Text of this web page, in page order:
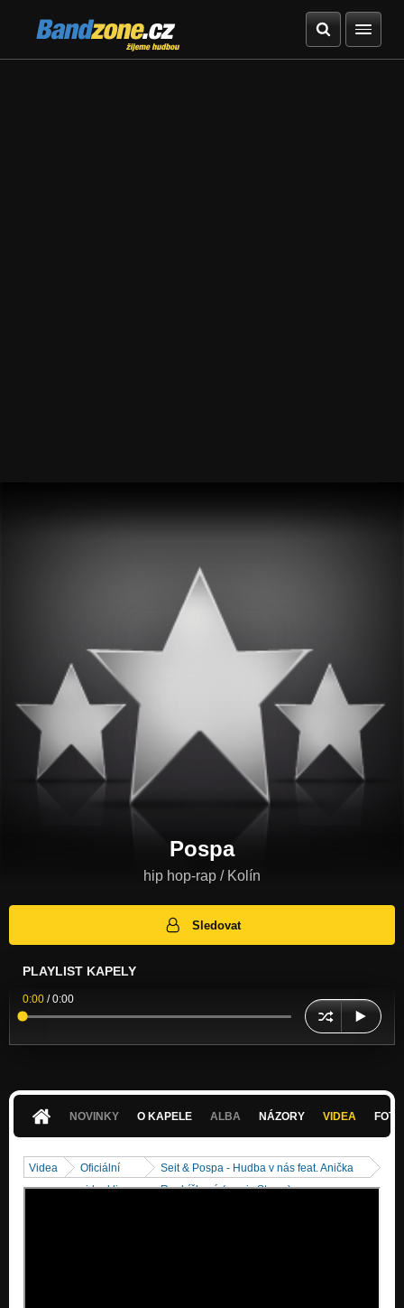
Bandzone.cz
žijeme hudbou
Pospa
hip hop-rap / Kolín
Sledovat
PLAYLIST KAPELY
0:00 /0:00
NOVINKY O KAPELE ALBA NÁZORY VIDEA
Videa
Oficiální
videoklipy
Seit & Pospa - Hudba v nás feat. Anička
Roubíčková (music Stewe)